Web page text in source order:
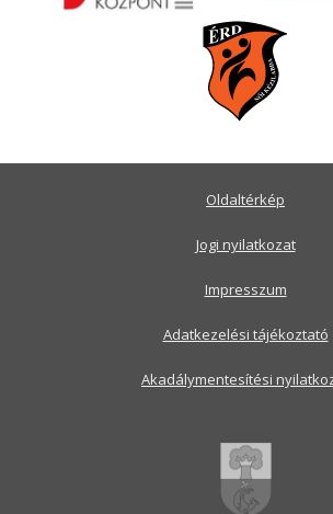
Oldaltérkép
Jogi nyilatkozat
Impresszum
Adatkezelési tájékoztató
Akadálymentesítési